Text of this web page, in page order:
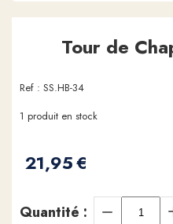
Tour de
Ref : SS.HB-34
21,95€
1 produit en stock
Quantité :